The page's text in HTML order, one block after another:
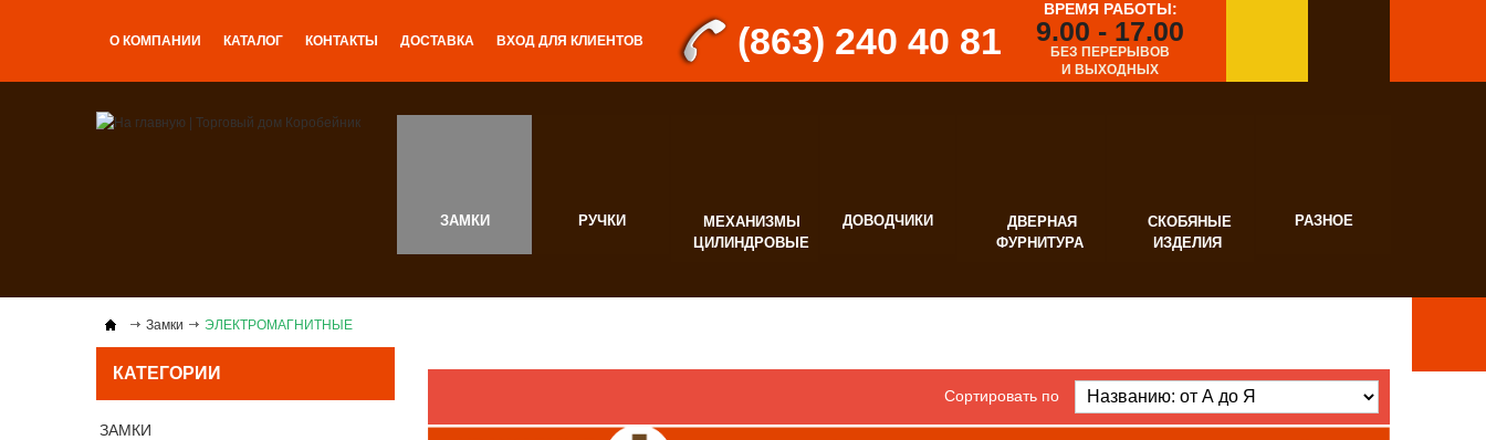
О КОМПАНИИ КАТАЛОГ КОНТАКТЫ ДОСТАВКА ВХОД ДЛЯ КЛИЕНТОВ
ЗАМКИ РУЧКИ
МЕХАНИЗМЫ
ЦИЛИНДРОВЫЕ
ДОВОДЧИКИ
ДВЕРНАЯ
ФУРНИТУРА
СКОБЯНЫЕ
ИЗДЕЛИЯ
РАЗНОЕ
(863) 240 40 81
ВРЕМЯ РАБОТЫ:
9.00 - 17.00
БЕЗ ПЕРЕРЫВОВ
И ВЫХОДНЫХ
Замки ЭЛЕКТРОМАГНИТНЫЕ
КАТЕГОРИИ
ЗАМКИ
Сортировать по